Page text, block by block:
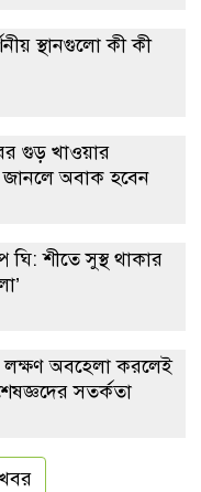
স্থানগুলো কী কী
গুড় খাওয়ার
অবাক হবেন
ঘি: শীতে সুস্থ থাকার
লক্ষণ অবহেলা করলেই
সতর্কতা